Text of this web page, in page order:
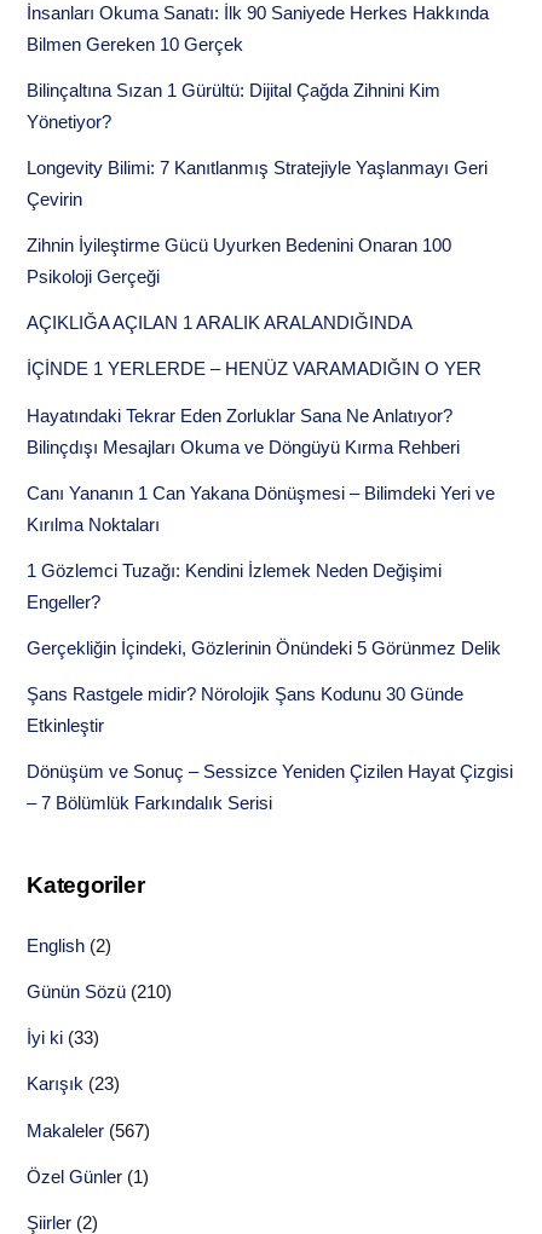
İnsanları Okuma Sanatı: İlk 90 Saniyede Herkes Hakkında
Bilmen Gereken 10 Gerçek
Bilinçaltına Sızan 1 Gürültü: Dijital Çağda Zihnini Kim
Yönetiyor?
Longevity Bilimi: 7 Kanıtlanmış Stratejiyle Yaşlanmayı Geri
Çevirin
Zihnin İyileştirme Gücü Uyurken Bedenini Onaran 100
Psikoloji Gerçeği
AÇIKLIĞA AÇILAN 1 ARALIK ARALANDIĞINDA
İÇİNDE 1 YERLERDE – HENÜZ VARAMADIĞIN O YER
Hayatındaki Tekrar Eden Zorluklar Sana Ne Anlatıyor?
Bilinçdışı Mesajları Okuma ve Döngüyü Kırma Rehberi
Canı Yananın 1 Can Yakana Dönüşmesi – Bilimdeki Yeri ve
Kırılma Noktaları
1 Gözlemci Tuzağı: Kendini İzlemek Neden Değişimi
Engeller?
Gerçekliğin İçindeki, Gözlerinin Önündeki 5 Görünmez Delik
Şans Rastgele midir? Nörolojik Şans Kodunu 30 Günde
Etkinleştir
Dönüşüm ve Sonuç – Sessizce Yeniden Çizilen Hayat Çizgisi
– 7 Bölümlük Farkındalık Serisi
Kategoriler
English (2)
Günün Sözü (210)
İyi ki (33)
Karışık (23)
Makaleler (567)
Özel Günler (1)
Şiirler (2)